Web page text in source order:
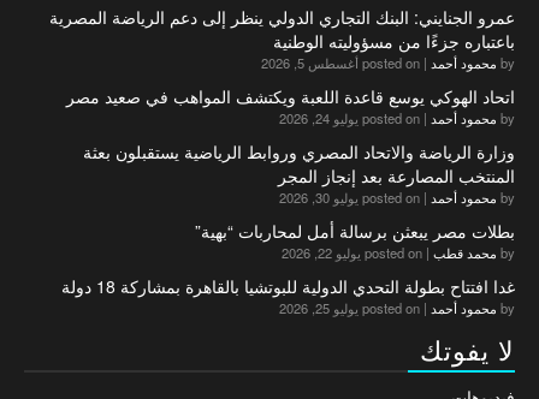
عمرو الجنايني: البنك التجاري الدولي ينظر إلى دعم الرياضة المصرية
باعتباره جزءًا من مسؤوليته الوطنية
by محمود أحمد | posted on أغسطس 5, 2026
اتحاد الهوكي يوسع قاعدة اللعبة ويكتشف المواهب في صعيد مصر
by محمود أحمد | posted on يوليو 24, 2026
وزارة الرياضة والاتحاد المصري وروابط الرياضية يستقبلون بعثة
المنتخب المصارعة بعد إنجاز المجر
by محمود أحمد | posted on يوليو 30, 2026
بطلات مصر يبعثن برسالة أمل لمحاربات “بهية”
by محمد قطب | posted on يوليو 22, 2026
غدا افتتاح بطولة التحدي الدولية للبوتشيا بالقاهرة بمشاركة 18 دولة
by محمود أحمد | posted on يوليو 25, 2026
لا يفوتك